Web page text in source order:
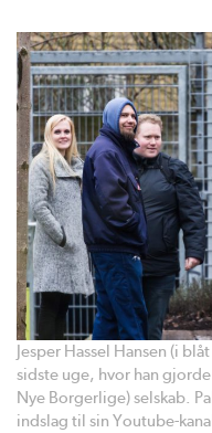
Jesper Hassel Hansen (i
sidste uge, hvor han
Nye Borgerlige) selskab.
indslag til sin Youtube-